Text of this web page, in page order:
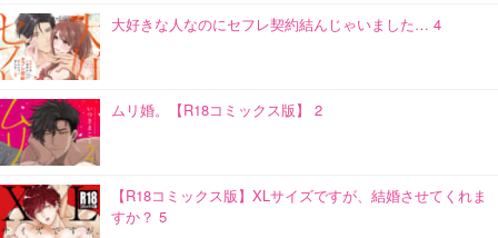
大好きな人なのにセフレ契約結んじゃいました… 4
ムリ婚。【R18コミックス版】 2
【R18コミックス版】XLサイズですが、結婚させてくれま
すか？ 5